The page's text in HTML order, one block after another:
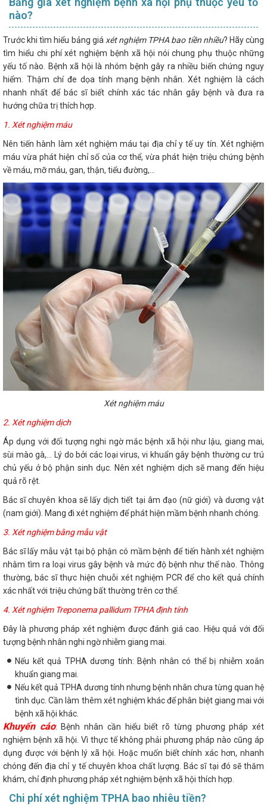
nào?
Trước khi tìm hiểu bảng giá xét nghiệm TPHA bao tiền nhiều? Hãy cùng
tìm hiểu chi phí xét nghiệm bệnh xã hội nói chung phụ thuộc những
yếu tố nào. Bệnh xã hội là nhóm bệnh gây ra nhiều biến chứng nguy
hiểm. Thậm chí đe dọa tính mạng bệnh nhân. Xét nghiệm là cách
nhanh nhất để bác sĩ biết chính xác tác nhân gây bệnh và đưa ra
hướng chữa trị thích hợp.
1. Xét nghiệm máu
Nên tiến hành làm xét nghiệm máu tại địa chỉ y tế uy tín. Xét nghiệm
máu vừa phát hiện chỉ số của cơ thể, vừa phát hiện triệu chứng bệnh
về máu, mỡ máu, gan, thận, tiểu đường,...
Xét nghiệm máu
2. Xét nghiệm dịch
Áp dụng với đối tượng nghi ngờ mắc bệnh xã hội như lậu, giang mai,
sùi mào gà,... Lý do bởi các loại virus, vi khuẩn gây bệnh thường cư trú
chủ yếu ở bộ phận sinh dục. Nên xét nghiệm dịch sẽ mang đến hiệu
quả rõ rệt.
Bác sĩ chuyên khoa sẽ lấy dịch tiết tại âm đạo (nữ giới) và dương vật
(nam giới). Mang đi xét nghiệm để phát hiện mầm bệnh nhanh chóng.
3. Xét nghiệm bằng mẫu vật
Bác sĩ lấy mẫu vật tại bộ phận có mầm bệnh để tiến hành xét nghiệm
nhằm tìm ra loại virus gây bệnh và mức độ bệnh như thế nào. Thông
thường, bác sĩ thực hiện chuỗi xét nghiệm PCR để cho kết quả chính
xác nhất với triệu chứng bất thường trên cơ thể.
4. Xét nghiệm Treponema pallidum TPHA định tính
Đây là phương pháp xét nghiệm được đánh giá cao. Hiệu quả với đối
tượng bệnh nhân nghi ngờ nhiễm giang mai.
Nếu kết quả TPHA dương tính: Bệnh nhân có thể bị nhiễm xoắn
khuẩn giang mai.
Nếu kết quả TPHA dương tính nhưng bệnh nhân chưa từng quan hệ
tình dục. Cần làm thêm xét nghiệm khác để phân biệt giang mai với
bệnh xã hội khác.
Khuyến cáo: Bệnh nhân cần hiểu biết rõ từng phương pháp xét
nghiệm bệnh xã hội. Vì thực tế không phải phương pháp nào cũng áp
dụng được với bệnh lý xã hội. Hoặc muốn biết chính xác hơn, nhanh
chóng đến địa chỉ y tế chuyên khoa chất lượng. Bác sĩ tại đó sẽ thăm
khám, chỉ định phương pháp xét nghiệm bệnh xã hội thích hợp.
Chi phí xét nghiệm TPHA bao nhiêu tiền?